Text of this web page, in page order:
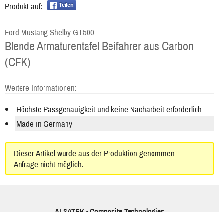
Produkt auf: Teilen
Ford Mustang Shelby GT500
Blende Armaturentafel Beifahrer aus Carbon
(CFK)
Weitere Informationen:
Höchste Passgenauigkeit und keine Nacharbeit erforderlich
Made in Germany
Dieser Artikel wurde aus der Produktion genommen –
Anfrage nicht möglich.